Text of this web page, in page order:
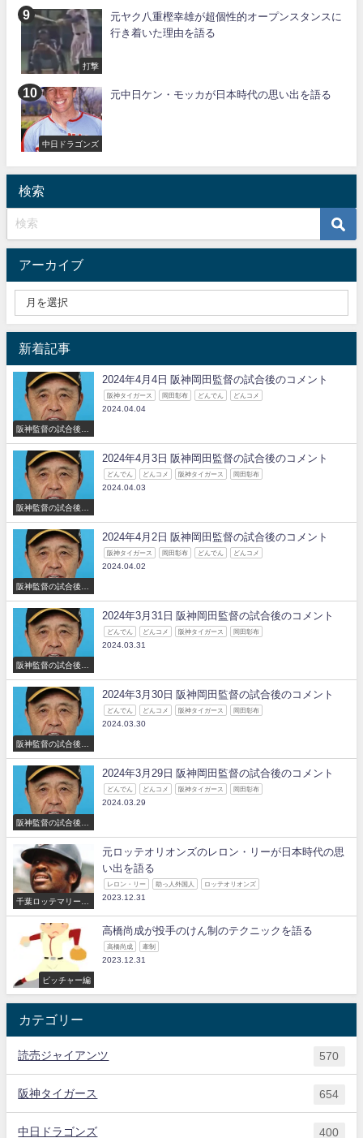
打撃
元ヤク八重樫幸雄が超個性的オープンスタンスに
行き着いた理由を語る
中日ドラゴンズ
元中日ケン・モッカが日本時代の思い出を語る
検索
アーカイブ
新着記事
阪神監督の試合後の
コメント
2024年4月4日 阪神岡田監督の試合後のコメント
阪神タイガース 岡田彰布 どんでん どんコメ
2024.04.04
阪神監督の試合後の
コメント
2024年4月3日 阪神岡田監督の試合後のコメント
どんでん どんコメ 阪神タイガース 岡田彰布
2024.04.03
阪神監督の試合後の
コメント
2024年4月2日 阪神岡田監督の試合後のコメント
阪神タイガース 岡田彰布 どんでん どんコメ
2024.04.02
阪神監督の試合後の
コメント
2024年3月31日 阪神岡田監督の試合後のコメント
どんでん どんコメ 阪神タイガース 岡田彰布
2024.03.31
阪神監督の試合後の
コメント
2024年3月30日 阪神岡田監督の試合後のコメント
どんでん どんコメ 阪神タイガース 岡田彰布
2024.03.30
阪神監督の試合後の
コメント
2024年3月29日 阪神岡田監督の試合後のコメント
どんでん どんコメ 阪神タイガース 岡田彰布
2024.03.29
千葉ロッテマリーン
ズ
元ロッテオリオンズのレロン・リーが日本時代の思
い出を語る
レロン・リー 助っ人外国人 ロッテオリオンズ
2023.12.31
ピッチャー編
高橋尚成が投手のけん制のテクニックを語る
高橋尚成 牽制
2023.12.31
カテゴリー
読売ジャイアンツ 570
阪神タイガース 654
中日ドラゴンズ 400